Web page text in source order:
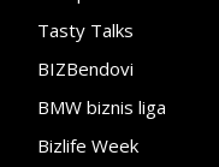
Tasty Talks
BIZBendovi
BMW biznis liga
Bizlife Week